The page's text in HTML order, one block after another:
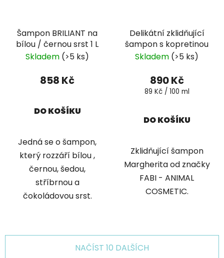
Šampon BRILIANT na
bílou / černou srst 1 L
Skladem (>5 ks)
858 Kč
DO KOŠÍKU
Jedná se o šampon,
který rozzáří bílou ,
černou, šedou,
stříbrnou a
čokoládovou srst.
Delikátní zklidňující
šampon s kopretinou
Skladem (>5 ks)
890 Kč
Měrná
89 Kč / 100 ml
DO KOŠÍKU
Zklidňující šampon
Margherita od značky
FABI - ANIMAL
COSMETIC.
NAČÍST 10 DALŠÍCH